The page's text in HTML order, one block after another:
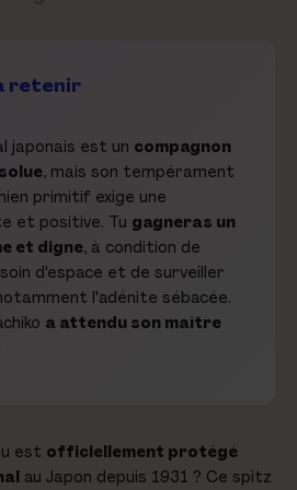
retenir
japonais est un compagnon
, mais son tempérament
primitif exige une
et positive. Tu gagneras un
et digne, à condition de
d'espace et de surveiller
l'adénite sébacée.
a attendu son maître
est officiellement protégé
au Japon depuis 1931 ? Ce spitz